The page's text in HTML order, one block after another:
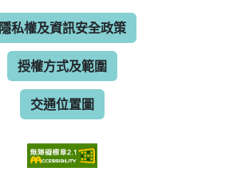
隱私權及資訊安全政策
授權方式及範圍
交通位置圖